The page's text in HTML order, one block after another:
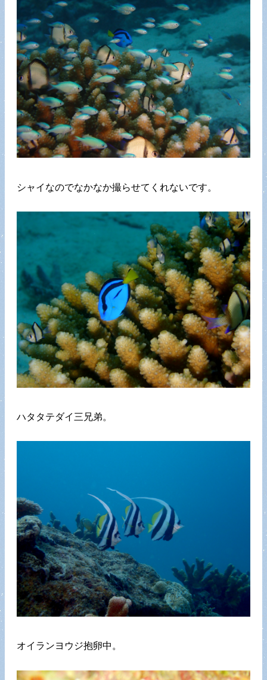
シャイなのでなかなか撮らせてくれないです。
ハタタテダイ三兄弟。
オイランヨウジ抱卵中。